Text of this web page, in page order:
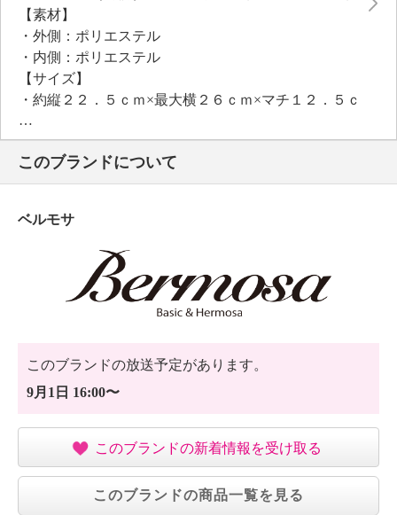
【素材】
・外側：ポリエステル
・内側：ポリエステル
【サイズ】
・約縦２２．５ｃｍ×最大横２６ｃｍ×マチ１２．５ｃ
ｍ
・Ａ４サイズ：不可
【重さ】
・約２８０ｇ
・個体差あり
【原産国（地）】
このブランドについて
ベルモサ
このブランドの放送予定があります。
9月1日 16:00〜
このブランドの新着情報を受け取る
このブランドの商品一覧を見る